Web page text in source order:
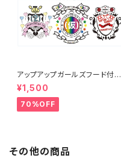
アップアップガールズフード付き
タオル
¥1,500
70%OFF
その他の商品